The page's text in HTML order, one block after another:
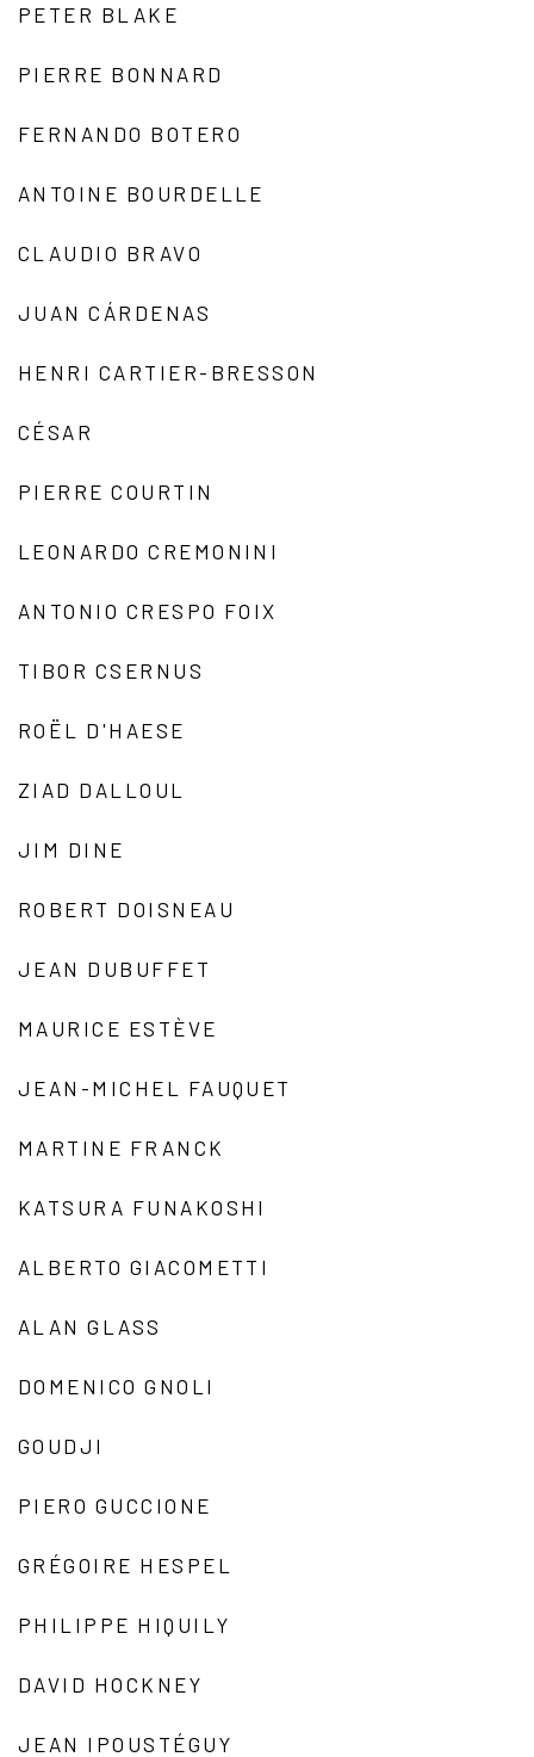
PETER BLAKE
PIERRE BONNARD
FERNANDO BOTERO
ANTOINE BOURDELLE
CLAUDIO BRAVO
JUAN CÁRDENAS
HENRI CARTIER-BRESSON
CÉSAR
PIERRE COURTIN
LEONARDO CREMONINI
ANTONIO CRESPO FOIX
TIBOR CSERNUS
ROËL D'HAESE
ZIAD DALLOUL
JIM DINE
ROBERT DOISNEAU
JEAN DUBUFFET
MAURICE ESTÈVE
JEAN-MICHEL FAUQUET
MARTINE FRANCK
KATSURA FUNAKOSHI
ALBERTO GIACOMETTI
ALAN GLASS
DOMENICO GNOLI
GOUDJI
PIERO GUCCIONE
GRÉGOIRE HESPEL
PHILIPPE HIQUILY
DAVID HOCKNEY
JEAN IPOUSTÉGUY